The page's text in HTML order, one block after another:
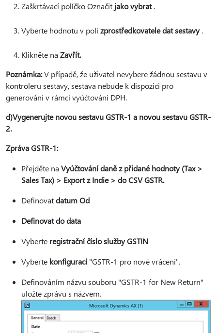
Zaškrtávací políčko Označit jako vybrat.
Vyberte hodnotu v poli zprostředkovatele dat sestavy.
Klikněte na Zavřít.
Poznámka:V případě, že uživatel nevybere žádnou sestavu v
kontroleru sestavy, sestava nebude k dispozici pro
generování v rámci vyúčtování DPH.
d)Vygenerujte novou sestavu GSTR-1 a novou sestavu GSTR-
2.
Zpráva GSTR-1:
Přejděte na Vyúčtování daně z přidané hodnoty (Tax >
Sales Tax) > Export z Indie > do CSV GSTR.
Definovatdatum Od
Definovat do data
Vyberte registrační číslo služby GSTIN
Vyberte konfiguraci "GSTR-1 pro nové vrácení".
Definováním názvu souboru "GSTR-1 for New Return"
uložte zprávu s názvem.